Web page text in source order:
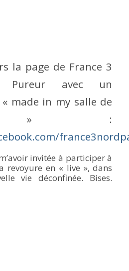
la page de France 3
Pureur avec un
made in my salle de
» :
invitée à participer à
revoyure en « live », dans
vie déconfinée. Bises.